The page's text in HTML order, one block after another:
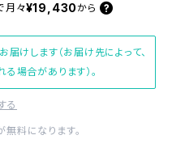
月々¥19,430 から
けします（お届け先によって、
場合があります）。
る
料になります。